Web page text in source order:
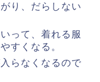
り、だらしない
って、着れる服
すくなる。
らなくなるので